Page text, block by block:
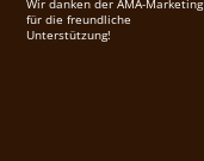
Wir danken der AMA-Marketing
für die freundliche
Unterstützung!